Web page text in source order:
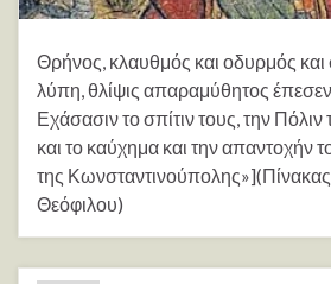
Θρήνος, κλαυθμός και οδυρμός και
λύπη, θλίψις απαραμύθητος έπεσεν
Εχάσασιν το σπίτιν τους, την Πόλιν
και το καύχημα και την απαντοχήν
της
Θεόφιλου)